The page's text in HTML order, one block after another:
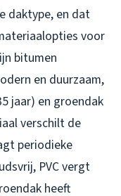
daktype, en dat
voor
bitumen
en duurzaam,
jaar) en groendak
verschilt de
periodieke
PVC vergt
heeft